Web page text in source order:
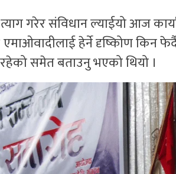
गरेर संविधान ल्याईयो आज
हेर्ने दृष्किोण किन
समेत बताउनु भएको थियो ।